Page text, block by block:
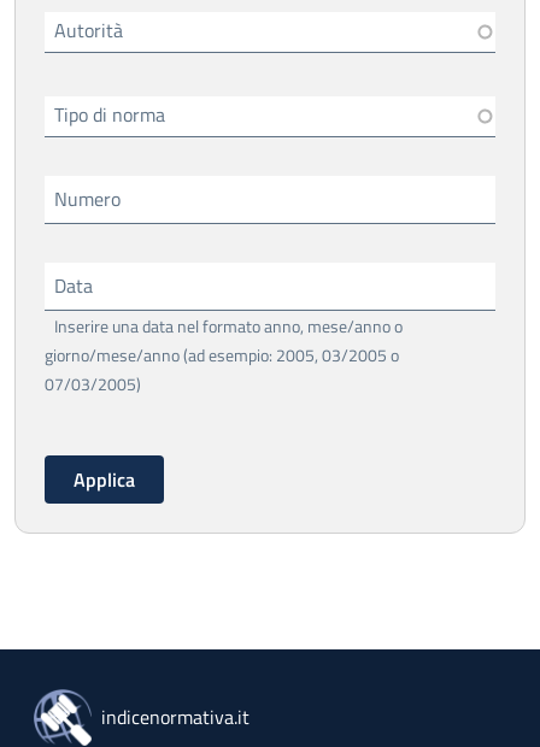
Autorità
Tipo di norma
Numero
Data
Inserire una data nel formato anno, mese/anno o
giorno/mese/anno (ad esempio: 2005, 03/2005 o
07/03/2005)
indicenormativa.it